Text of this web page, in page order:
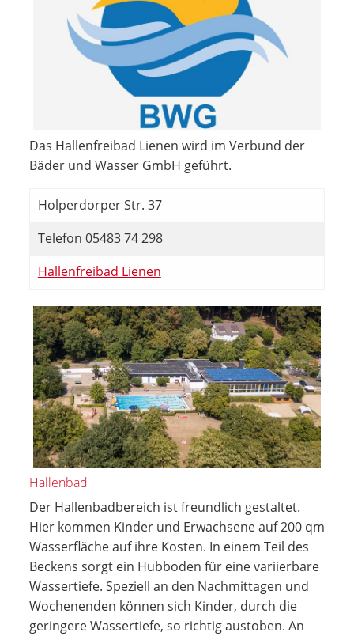
Das Hallenfreibad Lienen wird im Verbund der
Bäder und Wasser GmbH geführt.
Holperdorper Str. 37
Telefon 05483 74 298
Hallenfreibad Lienen
Hallenbad
Der Hallenbadbereich ist freundlich gestaltet.
Hier kommen Kinder und Erwachsene auf 200 qm
Wasserfläche auf ihre Kosten. In einem Teil des
Beckens sorgt ein Hubboden für eine variierbare
Wassertiefe. Speziell an den Nachmittagen und
Wochenenden können sich Kinder, durch die
geringere Wassertiefe, so richtig austoben. An